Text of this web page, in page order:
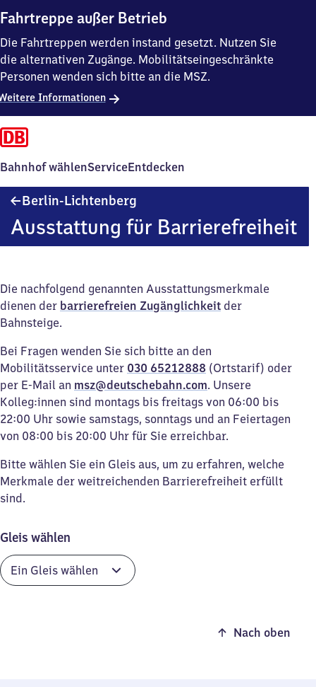
Fahrtreppe außer Betrieb
Die Fahrtreppen werden instand gesetzt. Nutzen Sie
die alternativen Zugänge. Mobilitätseingeschränkte
Personen wenden sich bitte an die MSZ.
Informationen
Bahnhof wählenServiceEntdecken
Berlin-Lichtenberg
Ausstattung für Barrierefreiheit
Die nachfolgend genannten Ausstattungsmerkmale
dienen der barrierefreien Zugänglichkeit der
Bahnsteige.
Bei Fragen wenden Sie sich bitte an den
Mobilitätsservice unter 030 65212888 (Ortstarif) oder
per E-Mail an msz@deutschebahn.com. Unsere
Kolleg:innen sind montags bis freitags von 06:00 bis
22:00 Uhr sowie samstags, sonntags und an Feiertagen
von 08:00 bis 20:00 Uhr für Sie erreichbar.
Bitte wählen Sie ein Gleis aus, um zu erfahren, welche
Merkmale der weitreichenden Barrierefreiheit erfüllt
sind.
Gleis wählen
Nach oben